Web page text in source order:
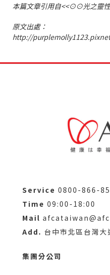
本篇文章引用自<<⊙⊙光之靈
原文出處：
http://
Service 0800-866-
Time 09:00-18:00
Mail
Add. 台中市北區台灣
集團分公司